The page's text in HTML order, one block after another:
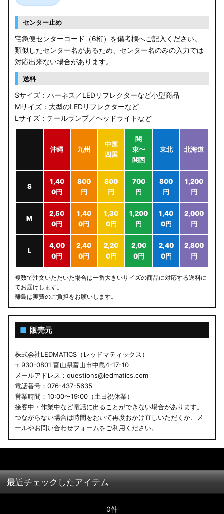
アウトレット
JB64W/JB74W/JC74W ジムニー/シエラ/ノマド
センター止め
宅急便センターコード（6桁）を備考欄へご記入ください。
類似したセンター名があるため、センター名のみの入力では
対応出来ない場合があります。
送料
Sサイズ：ハーネス／LEDリフレクターなど小型商品
Mサイズ：大型のLEDリフレクターなど
Lサイズ：テールランプ／ヘッドライトなど
沖縄 九州
中国
四国
関
東〜
関西
東北 北海道
S
1,40
0円
800
円
800
円
700
円
800
円
1,200
円
M
2,50
0円
1,40
0円
1,30
0円
1,200
円
1,40
0円
2,000
円
L
4,00
0円
2,40
0円
2,20
0円
2,00
0円
2,40
0円
2,800
円
複数で注文いただいた場合は一番大きいサイズの商品に対応する送料に
てお届けします。
離島は実費のご負担をお願いします。
■ 販売元
株式会社LEDMATICS（レッドマティックス）
〒930-0801 富山県富山市中島4-17-10
メールアドレス：questions@ledmatics.com
電話番号：076-437-5635
営業時間：10:00〜19:00（土日祝休業）
接客中・作業中など電話に出ることができない場合があります。
つながらない場合は時間をおいて再度おかけ直しいただくか、メ
ールやお問い合わせフォームをご利用ください。
最近チェックしたアイテム
0件